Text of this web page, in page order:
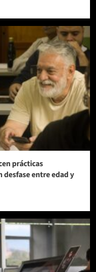
prácticas
entre edad y